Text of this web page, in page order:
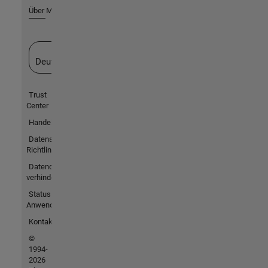
Über MathWorks
Deutschland
Trust
Center
Handelsmarken
Datenschutz-
Richtlinien
Datendiebstahl
verhindern
Status von
Anwendungen
Kontakt
©
1994-
2026